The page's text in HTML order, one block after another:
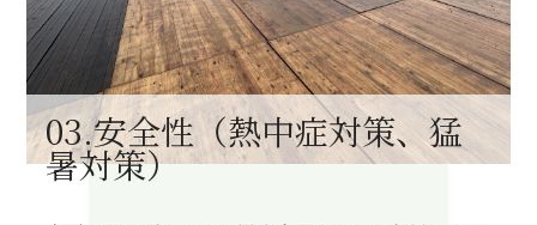
03.安全性（熱中症対策、猛
暑対策）